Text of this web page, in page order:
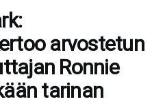
arvostetun
Ronnie
tarinan